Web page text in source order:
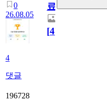
0
26.08.05
4
댓글
료
[4]
196728